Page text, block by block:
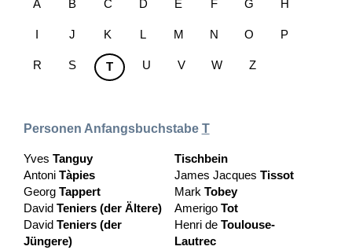
A B C D E F G H
I J K L M N O P
R S T U V W Z
Personen Anfangsbuchstabe T
Yves Tanguy
Antoni Tàpies
Georg Tappert
David Teniers (der Ältere)
David Teniers (der
Jüngere)
Tischbein
James Jacques Tissot
Mark Tobey
Amerigo Tot
Henri de Toulouse-
Lautrec